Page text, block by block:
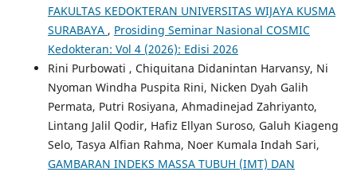
FAKULTAS KEDOKTERAN UNIVERSITAS WIJAYA KUSMA
SURABAYA , Prosiding Seminar Nasional COSMIC
Kedokteran: Vol 4 (2026): Edisi 2026
Rini Purbowati , Chiquitana Didanintan Harvansy, Ni
Nyoman Windha Puspita Rini, Nicken Dyah Galih
Permata, Putri Rosiyana, Ahmadinejad Zahriyanto,
Lintang Jalil Qodir, Hafiz Ellyan Suroso, Galuh Kiageng
Selo, Tasya Alfian Rahma, Noer Kumala Indah Sari,
GAMBARAN INDEKS MASSA TUBUH (IMT) DAN